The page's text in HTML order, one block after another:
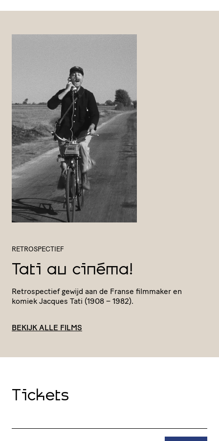
RETROSPECTIEF
Tati au cinéma!
Retro­spec­tief gewijd aan de Franse filmmaker en
komiek Jacques Tati (1908 – 1982).
BEKIJK ALLE FILMS
Tickets